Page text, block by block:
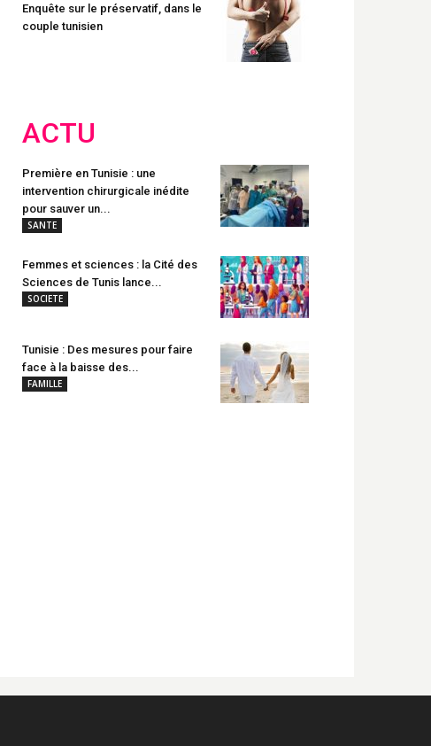
Enquête sur le préservatif, dans le
couple tunisien
ACTU
Première en Tunisie : une
intervention chirurgicale inédite
pour sauver un...
SANTE
Femmes et sciences : la Cité des
Sciences de Tunis lance...
SOCIETE
Tunisie : Des mesures pour faire
face à la baisse des...
FAMILLE